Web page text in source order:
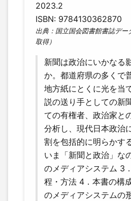
2023.2
ISBN: 9784130362870
出典：国立国会図書館書誌デ
取得）
新聞は政治にいかなる
か。都道府県の多くで
地方紙にとくに光を当
説の送り手としての新
ての有権者、政治家と
分析し、現代日本政治
割を包括的に明らかす
いま「新聞と政治」な
のメディアシステム 3
程・方法 4．本書の構
のメディアシステムの